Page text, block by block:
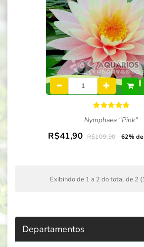
Nymphaea “Pink”
R$41,90 R$109,90 62%
Exibindo de 1 a 2 do total de 2
Departamentos